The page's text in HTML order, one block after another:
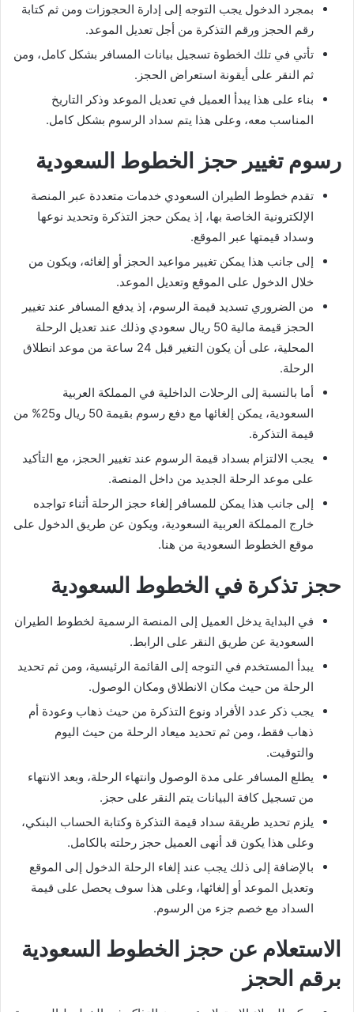
بمجرد الدخول يجب التوجه إلى إدارة الحجوزات ومن ثم كتابة
رقم الحجز ورقم التذكرة من أجل تعديل الموعد.
تأتي في تلك الخطوة تسجيل بيانات المسافر بشكل كامل، ومن
ثم النقر على أيقونة استعراض الحجز.
بناء على هذا يبدأ العميل في تعديل الموعد وذكر التاريخ
المناسب معه، وعلى هذا يتم سداد الرسوم بشكل كامل.
رسوم تغيير حجز الخطوط السعودية
تقدم خطوط الطيران السعودي خدمات متعددة عبر المنصة
الإلكترونية الخاصة بها، إذ يمكن حجز التذكرة وتحديد نوعها
وسداد قيمتها عبر الموقع.
إلى جانب هذا يمكن تغيير مواعيد الحجز أو إلغائه، ويكون من
خلال الدخول على الموقع وتعديل الموعد.
من الضروري تسديد قيمة الرسوم، إذ يدفع المسافر عند تغيير
الحجز قيمة مالية 50 ريال سعودي وذلك عند تعديل الرحلة
المحلية، على أن يكون التغير قبل 24 ساعة من موعد انطلاق
الرحلة.
أما بالنسبة إلى الرحلات الداخلية في المملكة العربية
السعودية، يمكن إلغائها مع دفع رسوم بقيمة 50 ريال و25% من
قيمة التذكرة.
يجب الالتزام بسداد قيمة الرسوم عند تغيير الحجز، مع التأكيد
على موعد الرحلة الجديد من داخل المنصة.
إلى جانب هذا يمكن للمسافر إلغاء حجز الرحلة أثناء تواجده
خارج المملكة العربية السعودية، ويكون عن طريق الدخول على
موقع الخطوط السعودية من هنا.
حجز تذكرة في الخطوط السعودية
في البداية يدخل العميل إلى المنصة الرسمية لخطوط الطيران
السعودية عن طريق النقر على الرابط.
يبدأ المستخدم في التوجه إلى القائمة الرئيسية، ومن ثم تحديد
الرحلة من حيث مكان الانطلاق ومكان الوصول.
يجب ذكر عدد الأفراد ونوع التذكرة من حيث ذهاب وعودة أم
ذهاب فقط، ومن ثم تحديد ميعاد الرحلة من حيث اليوم
والتوقيت.
يطلع المسافر على مدة الوصول وانتهاء الرحلة، وبعد الانتهاء
من تسجيل كافة البيانات يتم النقر على حجز.
يلزم تحديد طريقة سداد قيمة التذكرة وكتابة الحساب البنكي،
وعلى هذا يكون قد أنهى العميل حجز رحلته بالكامل.
بالإضافة إلى ذلك يجب عند إلغاء الرحلة الدخول إلى الموقع
وتعديل الموعد أو إلغائها، وعلى هذا سوف يحصل على قيمة
السداد مع خصم جزء من الرسوم.
الاستعلام عن حجز الخطوط السعودية
برقم الحجز